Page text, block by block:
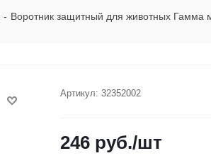
- Воротник защитный для животных
Артикул: 32352002
246 руб./шт